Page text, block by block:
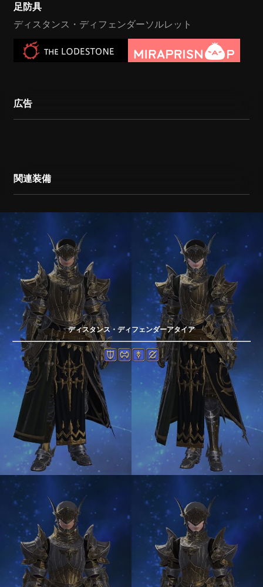
足防具
ディスタンス・ディフェンダーソルレット
広告
関連装備
ディスタンス・ディフェンダーアタイア